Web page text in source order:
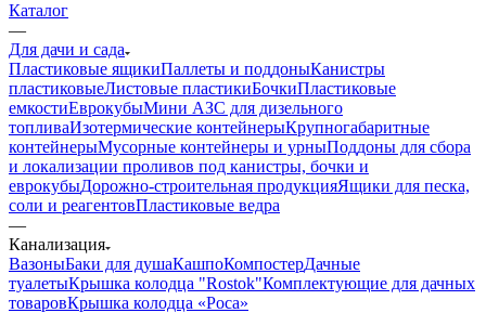
Каталог
—
Для дачи и сада
Пластиковые ящикиПаллеты и поддоныКанистры
пластиковыеЛистовые пластикиБочкиПластиковые
емкостиЕврокубыМини АЗС для дизельного
топливаИзотермические контейнерыКрупногабаритные
контейнерыМусорные контейнеры и урныПоддоны для сбора
и локализации проливов под канистры, бочки и
еврокубыДорожно-строительная продукцияЯщики для песка,
соли и реагентовПластиковые ведра
—
Канализация
ВазоныБаки для душаКашпоКомпостерДачные
туалетыКрышка колодца "Rostok"Комплектующие для дачных
товаровКрышка колодца «Роса»